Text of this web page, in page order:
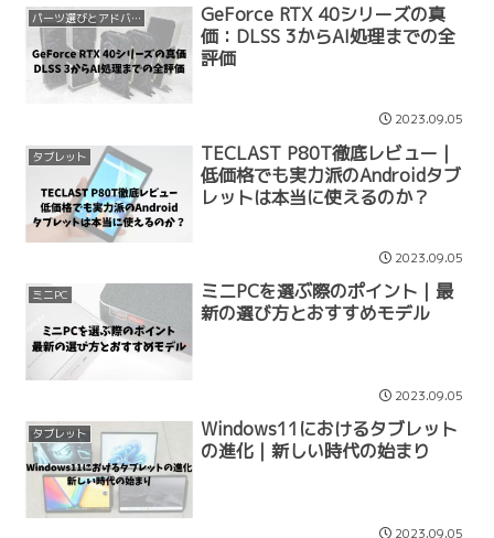
パーツ選びとアドバイス
GeForce RTX 40シリーズの真
価：DLSS 3からAI処理までの全
評価
2023.09.05
タブレット
TECLAST P80T徹底レビュー｜
低価格でも実力派のAndroidタブ
レットは本当に使えるのか？
2023.09.05
ミニPC
ミニPCを選ぶ際のポイント｜最
新の選び方とおすすめモデル
2023.09.05
タブレット
Windows11におけるタブレット
の進化｜新しい時代の始まり
2023.09.05